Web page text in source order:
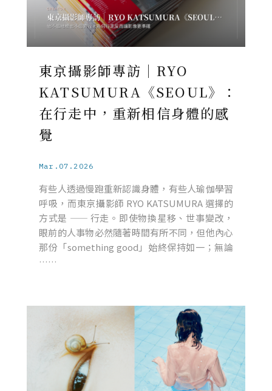
東京攝影師專訪｜RYO
KATSUMURA《SEOUL》：
在行走中，重新相信身體的感
覺
Mar.07.2026
有些人透過慢跑重新認識身體，有些人瑜伽學習
呼吸，而東京攝影師 RYO KATSUMURA 選擇的
方式是 —— 行走。即使物換星移、世事變改，
眼前的人事物必然隨著時間有所不同，但他內心
那份「something good」始終保持如一；無論
……